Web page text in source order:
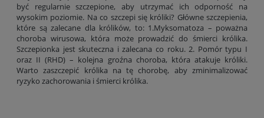
być regularnie szczepione, aby utrzymać ich odporność na
wysokim poziomie. Na co szczepi się króliki? Główne szczepienia,
które są zalecane dla królików, to: 1.Myksomatoza – poważna
choroba wirusowa, która może prowadzić do śmierci królika.
Szczepionka jest skuteczna i zalecana co roku. 2. Pomór typu I
oraz II (RHD) – kolejna groźna choroba, która atakuje króliki.
Warto zaszczepić królika na tę chorobę, aby zminimalizować
ryzyko zachorowania i śmierci królika.